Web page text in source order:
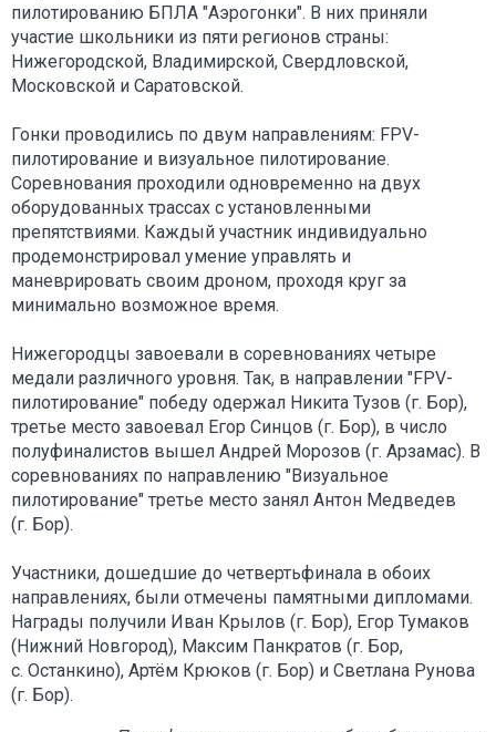
пилотированию БПЛА "Аэрогонки". В них приняли
участие школьники из пяти регионов страны:
Нижегородской, Владимирской, Свердловской,
Московской и Саратовской.
Гонки проводились по двум направлениям: FPV-
пилотирование и визуальное пилотирование.
Соревнования проходили одновременно на двух
оборудованных трассах с установленными
препятствиями. Каждый участник индивидуально
продемонстрировал умение управлять и
маневрировать своим дроном, проходя круг за
минимально возможное время.
Нижегородцы завоевали в соревнованиях четыре
медали различного уровня. Так, в направлении "FPV-
пилотирование" победу одержал Никита Тузов (г. Бор),
третье место завоевал Егор Синцов (г. Бор), в число
полуфиналистов вышел Андрей Морозов (г. Арзамас). В
соревнованиях по направлению "Визуальное
пилотирование" третье место занял Антон Медведев
(г. Бор).
Участники, дошедшие до четвертьфинала в обоих
направлениях, были отмечены памятными дипломами.
Награды получили Иван Крылов (г. Бор), Егор Тумаков
(Нижний Новгород), Максим Панкратов (г. Бор,
с. Останкино), Артём Крюков (г. Бор) и Светлана Рунова
(г. Бор).